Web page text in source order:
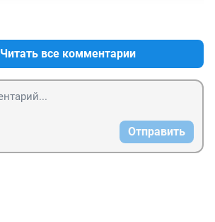
Читать все комментарии
Отправить